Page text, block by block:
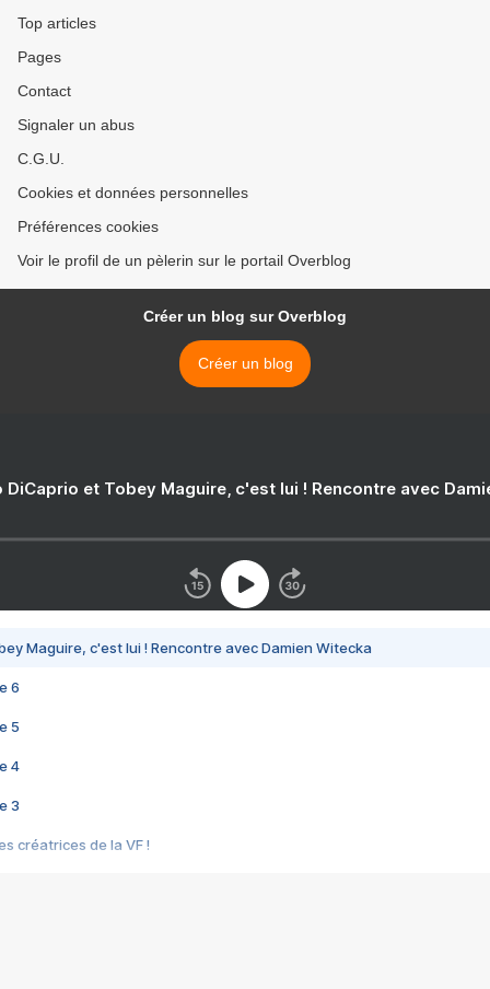
Top articles
Pages
Contact
Signaler un abus
C.G.U.
Cookies et données personnelles
Préférences cookies
Voir le profil de un pèlerin sur le portail Overblog
Créer un blog sur Overblog
Créer un blog
DiCaprio et Tobey Maguire, c'est lui ! Rencontre avec
Maguire, c'est lui ! Rencontre avec Damien Witecka
6
5
4
3
créatrices de la VF !